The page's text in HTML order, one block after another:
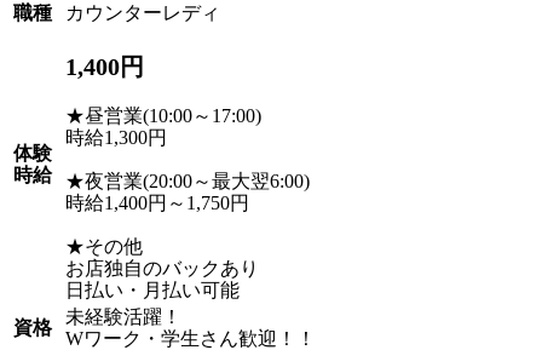
職種
カウンターレディ
体験
時給
1,400円
★昼営業(10:00～17:00)
時給1,300円
★夜営業(20:00～最大翌6:00)
時給1,400円～1,750円
★その他
お店独自のバックあり
日払い・月払い可能
資格
未経験活躍！
Wワーク・学生さん歓迎！！